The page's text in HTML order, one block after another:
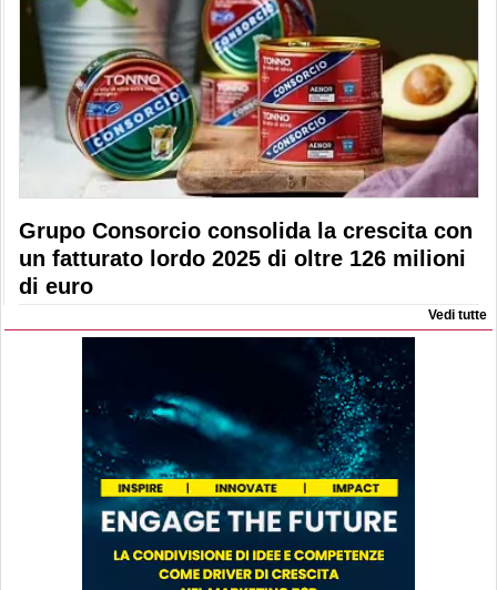
Grupo Consorcio consolida la crescita con
un fatturato lordo 2025 di oltre 126 milioni
di euro
Vedi tutte